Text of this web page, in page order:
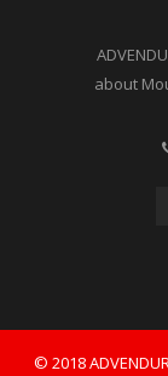
about
© 2018